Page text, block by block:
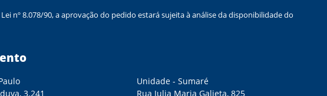
nº 8.078/90, a aprovação do pedido estará sujeita à análise da disponibilidade do
3.241
Unidade - Sumaré
Rua Julia Maria Galieta, 825